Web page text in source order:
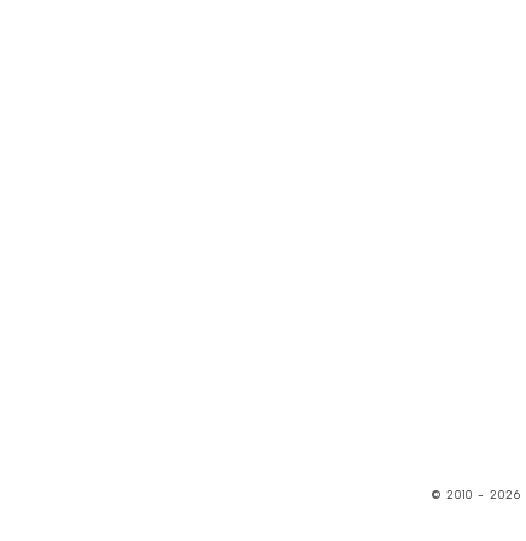
© 2010 -2026